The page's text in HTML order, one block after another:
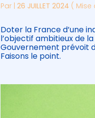
Par |26 JUILLET 2024 ( Mise
Doter la France d’une
l’objectif ambitieux de
Gouvernement prévoit
Faisons le point.